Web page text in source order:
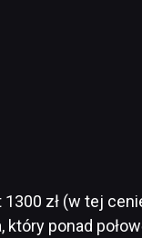
zł (w tej
który ponad